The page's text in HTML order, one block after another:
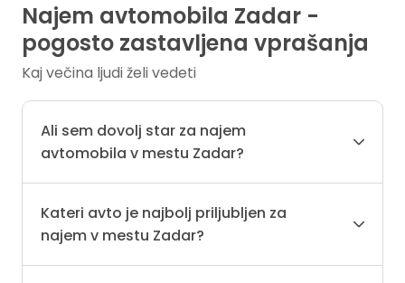
Najem avtomobila Zadar -
pogosto zastavljena vprašanja
Kaj večina ljudi želi vedeti
Ali sem dovolj star za najem
avtomobila v mestu Zadar?
Kateri avto je najbolj priljubljen za
najem v mestu Zadar?